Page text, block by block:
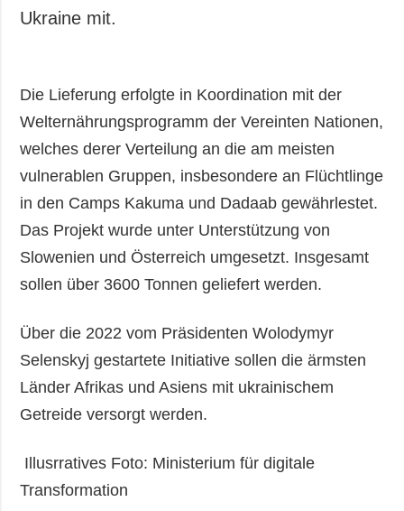
Ukraine mit.
Die Lieferung erfolgte in Koordination mit der
Welternährungsprogramm der Vereinten Nationen,
welches derer Verteilung an die am meisten
vulnerablen Gruppen, insbesondere an Flüchtlinge
in den Camps Kakuma und Dadaab gewährlestet.
Das Projekt wurde unter Unterstützung von
Slowenien und Österreich umgesetzt. Insgesamt
sollen über 3600 Tonnen geliefert werden.
Über die 2022 vom Präsidenten Wolodymyr
Selenskyj gestartete Initiative sollen die ärmsten
Länder Afrikas und Asiens mit ukrainischem
Getreide versorgt werden.
Illusrratives Foto: Ministerium für digitale
Transformation